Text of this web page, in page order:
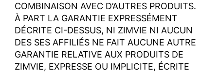
COMBINAISON AVEC D’AUTRES PRODUITS.
À PART LA GARANTIE EXPRESSÉMENT
DÉCRITE CI-DESSUS, NI ZIMVIE NI AUCUN
DES SES AFFILIÉS NE FAIT AUCUNE AUTRE
GARANTIE RELATIVE AUX PRODUITS DE
ZIMVIE, EXPRESSE OU IMPLICITE, ÉCRITE